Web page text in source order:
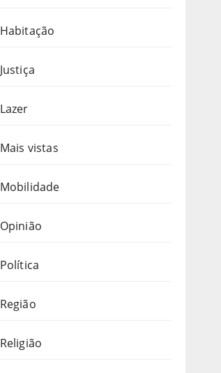
Habitação
Justiça
Lazer
Mais vistas
Mobilidade
Opinião
Política
Região
Religião